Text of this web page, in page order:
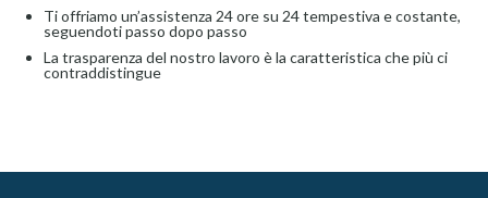
Ti offriamo un’assistenza 24 ore su 24 tempestiva e costante,
seguendoti passo dopo passo
La trasparenza del nostro lavoro è la caratteristica che più ci
contraddistingue